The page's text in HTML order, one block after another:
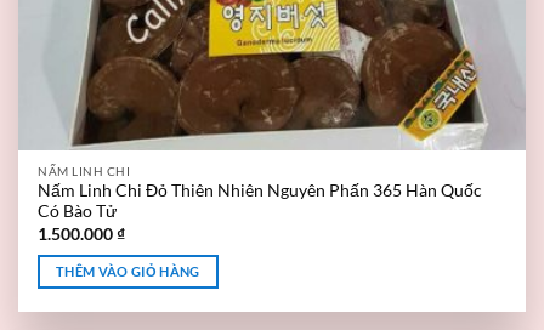
NẤM LINH CHI
Nấm Linh Chi Đỏ Thiên Nhiên Nguyên Phấn 365 Hàn Quốc
Có Bào Tử
1.500.000₫
THÊM VÀO GIỎ HÀNG